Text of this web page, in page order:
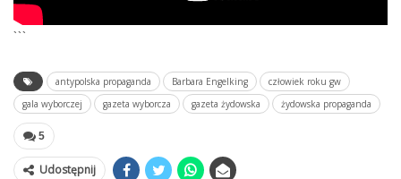
```
antypolska propaganda Barbara Engelking
człowiek roku gw
gala wyborczej
gazeta wyborcza gazeta żydowska żydowska propaganda
5
Udostępnij